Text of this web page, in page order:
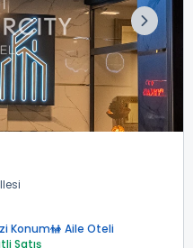
Konum
Aile Oteli
Satış